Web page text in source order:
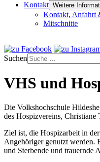
Kontakt Weitere
Kontakt, Anfahrt
Mitschnitte
Suchen
VHS und
Die Volkshochschule
des Hospizvereins, Christiane
Ziel ist, die Hospizarbeit in
Angehöriger genutzt werden.
und Sterbende und trauernde